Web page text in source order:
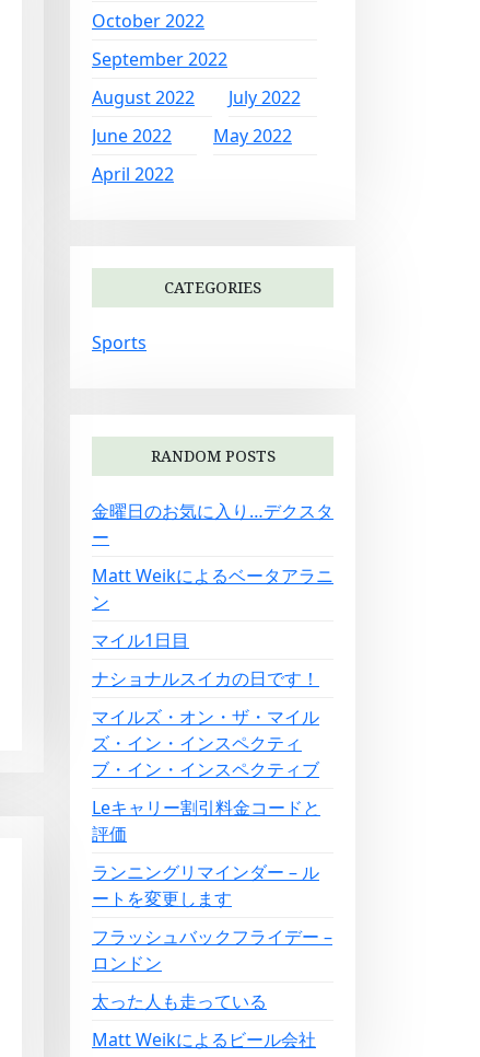
October 2022
September 2022
August 2022
July 2022
June 2022
May 2022
April 2022
CATEGORIES
Sports
RANDOM POSTS
金曜日のお気に入り…デクスタ
ー
Matt Weikによるベータアラニ
ン
マイル1日目
ナショナルスイカの日です！
マイルズ・オン・ザ・マイル
ズ・イン・インスペクティ
ブ・イン・インスペクティブ
Leキャリー割引料金コードと
評価
ランニングリマインダー – ル
ートを変更します
フラッシュバックフライデー –
ロンドン
太った人も走っている
Matt Weikによるビール会社